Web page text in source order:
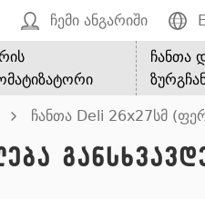
ჩემი ანგარიში
ჩანთა
ჩანთა Deli 26x27სმ